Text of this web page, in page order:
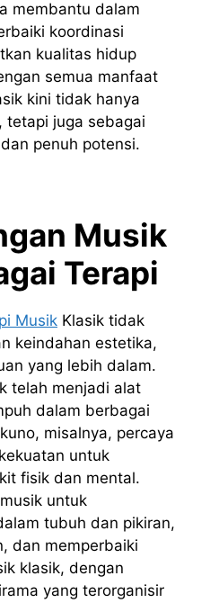
membantu dalam
koordinasi
kualitas hidup
semua manfaat
kini tidak hanya
tetapi juga sebagai
penuh potensi.
Musik
Terapi
Musik Klasik tidak
keindahan estetika,
yang lebih dalam.
telah menjadi alat
dalam berbagai
misalnya, percaya
untuk
fisik dan mental.
untuk
tubuh dan pikiran,
dan memperbaiki
klasik, dengan
yang terorganisir